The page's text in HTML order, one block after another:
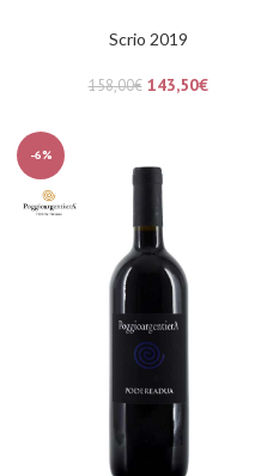
Scrio 2019
158,00€ 143,50€
-6%